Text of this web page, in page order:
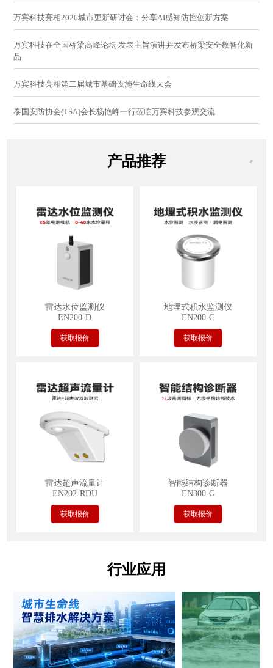
万宾科技亮相2026城市更新研讨会：分享AI感知防控创新方案
万宾科技在全国桥梁高峰论坛 发表主旨演讲并发布桥梁安全数智化新
品
万宾科技亮相第二届城市基础设施生命线大会
泰国安防协会(TSA)会长杨艳峰一行莅临万宾科技参观交流
产品推荐 >
雷达水位监测仪
EN200-D
获取报价
地埋式积水监测仪
EN200-C
获取报价
雷达超声流量计
EN202-RDU
获取报价
智能结构诊断器
EN300-G
获取报价
行业应用